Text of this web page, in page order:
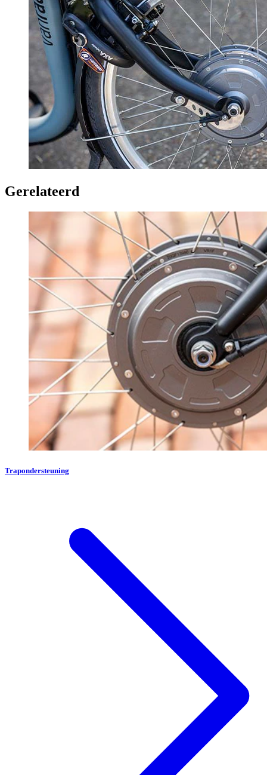
Gerelateerd
Trapondersteuning